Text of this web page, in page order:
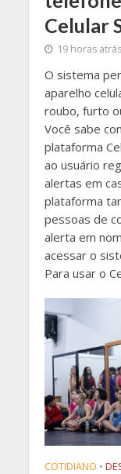
Celular
19 horas atrás
O sistema
aparelho
roubo, furto
Você sabe
plataforma
ao usuário
alertas em
plataforma
pessoas de
alerta em
acessar o
Para usar o
COTIDIANO •